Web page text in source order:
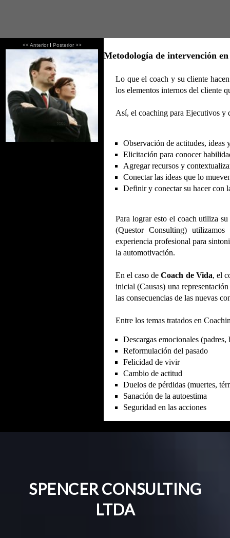
<< AnteriorI Posterior >>
Metodología de intervención
Lo que el coach y su cliente
los elementos internos del cliente
Así, el coaching para Ejecutivos y
Observación de actitudes, ideas
Elicitación para conocer
Agregar recursos y
Conectar las ideas que lo
Definir y conectar su hacer con
Para lograr esto el coach utiliza
(Questor Consulting)
experiencia profesional para
la automotivación.
En el caso deCoach de Vida, el
inicial (Causas) una
las consecuencias de las nuevas
Entre los temas tratados en
Descargas emocionales (padres,
Reformulación del pasado
Felicidad de vivir
Cambio de actitud
Duelos de pérdidas (muertes,
Sanación de la autoestima
Seguridad en las acciones
SPENCER CONSULTING
LTDA